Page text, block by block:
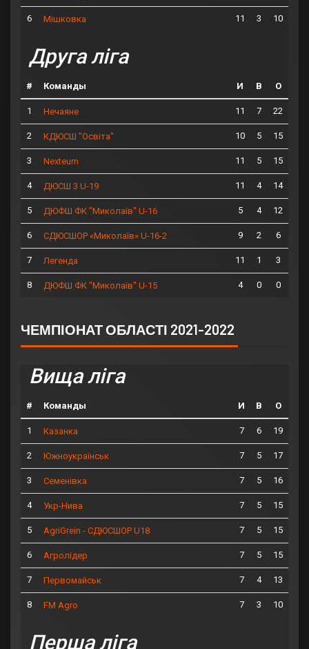
6 Мішковка 11 3 10
Друга ліга
# Команды И В О
1 Нечаяне 11 7 22
2 КДЮСШ "Освіта" 10 5 15
3 Nexteum 11 5 15
4 ДЮСШ 3 U-19 11 4 14
5 ДЮФШ ФК "Миколаїв" U-16 5 4 12
6 СДЮСШОР «Миколаїв» U-16-2 9 2 6
7 Легенда 11 1 3
8 ДЮФШ ФК "Миколаїв" U-15 4 0 0
ЧЕМПІОНАТ ОБЛАСТІ 2021-2022
Вища ліга
# Команды И В О
1 Казанка 7 6 19
2 Южноукраїнськ 7 5 17
3 Семенівка 7 5 16
4 Укр-Нива 7 5 15
5 AgriGrein - СДЮСШОР U18 7 5 15
6 Агролідер 7 5 15
7 Первомайськ 7 4 13
8 FM Agro 7 3 10
Перша ліга